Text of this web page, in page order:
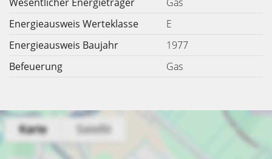
Energieausweis Werteklasse
E
Energieausweis Baujahr
1977
Befeuerung
Gas